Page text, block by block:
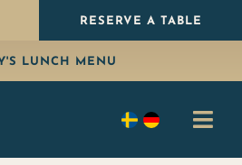
RESERVE A TABLE
LUNCH MENU